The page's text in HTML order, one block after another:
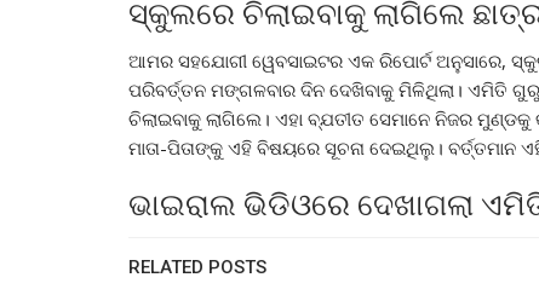
ସ୍କୁଲରେ ଚିଲାଇବାକୁ ଲାଗିଲେ
ଆମର ସହଯୋଗୀ ୱେବସାଇଟର ଏକ ରିପୋର୍ଟ ଅନୁସାରେ,
ପରିବର୍ତ୍ତନ ମଙ୍ଗଳବାର ଦିନ ଦେଖିବାକୁ ମିଳିଥିଲା। ଏମିତି
ଚିଲାଇବାକୁ ଲାଗିଲେ। ଏହା ବ୍ଯତୀତ ସେମାନେ ନିଜର
ମାତା-ପିତାଙ୍କୁ ଏହି ବିଷୟରେ ସୂଚନା ଦେଇଥିଲୁ। ବର୍ତ୍ତମାନ
ଭାଇରାଲ ଭିଡିଓରେ ଦେଖାଗଲା
RELATED POSTS